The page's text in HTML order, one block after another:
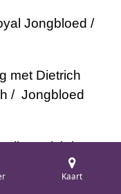
Jongbloed /
met Dietrich
/ Jongbloed
Stichting
Jongbloed /
Kaart